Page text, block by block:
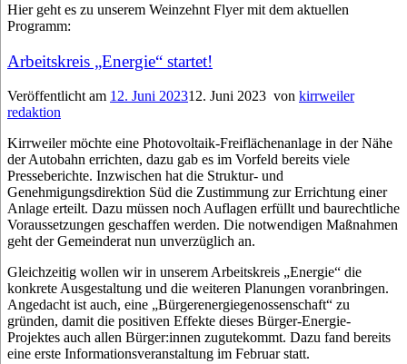
Hier geht es zu unserem Weinzehnt Flyer mit dem aktuellen
Programm:
Arbeitskreis „Energie“ startet!
Veröffentlicht am 12. Juni 202312. Juni 2023 von kirrweiler
redaktion
Kirrweiler möchte eine Photovoltaik-Freiflächenanlage in der Nähe
der Autobahn errichten, dazu gab es im Vorfeld bereits viele
Presseberichte. Inzwischen hat die Struktur- und
Genehmigungsdirektion Süd die Zustimmung zur Errichtung einer
Anlage erteilt. Dazu müssen noch Auflagen erfüllt und baurechtliche
Voraussetzungen geschaffen werden. Die notwendigen Maßnahmen
geht der Gemeinderat nun unverzüglich an.
Gleichzeitig wollen wir in unserem Arbeitskreis „Energie“ die
konkrete Ausgestaltung und die weiteren Planungen voranbringen.
Angedacht ist auch, eine „Bürgerenergiegenossenschaft“ zu
gründen, damit die positiven Effekte dieses Bürger-Energie-
Projektes auch allen Bürger:innen zugutekommt. Dazu fand bereits
eine erste Informationsveranstaltung im Februar statt.